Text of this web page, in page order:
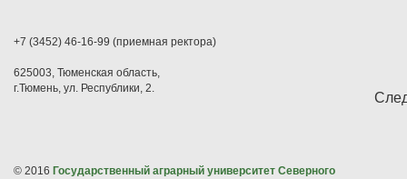
+7 (3452) 46-16-99 (приемная ректора)
625003, Тюменская область,
г.Тюмень, ул. Республики, 2.
© 2016 Государственный аграрный университет Северного